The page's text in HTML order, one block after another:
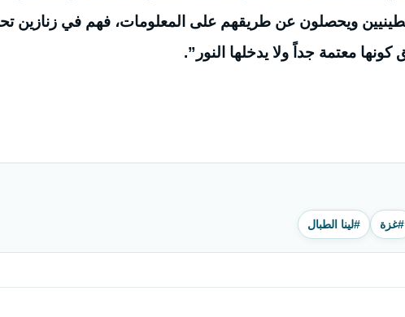
ويحصلون عن طريقهم على المعلومات، فهم في زنازين
معتمة جداً ولا يدخلها النور”.
#غزة #لينا الطبال